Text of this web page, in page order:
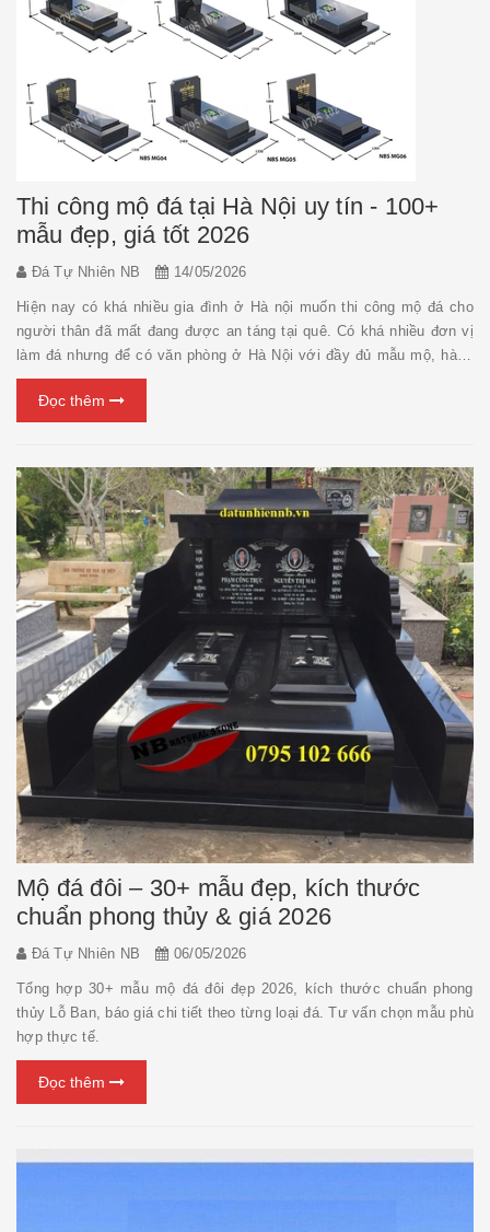
Thi công mộ đá tại Hà Nội uy tín - 100+
mẫu đẹp, giá tốt 2026
Đá Tự Nhiên NB 14/05/2026
Hiện nay có khá nhiều gia đình ở Hà nội muốn thi công mộ đá cho
người thân đã mất đang được an táng tại quê. Có khá nhiều đơn vị
làm đá nhưng để có văn phòng ở Hà Nội với đầy đủ mẫu mộ, hàng
vài chục mẫu đã, đủ các mầu sắc cùng đội ngũ thiết kế chuyên
nghiệp, các chuyên gia phong thuỷ có tâm sẵn ...
Đọc thêm
Mộ đá đôi – 30+ mẫu đẹp, kích thước
chuẩn phong thủy & giá 2026
Đá Tự Nhiên NB 06/05/2026
Tổng hợp 30+ mẫu mộ đá đôi đẹp 2026, kích thước chuẩn phong
thủy Lỗ Ban, báo giá chi tiết theo từng loại đá. Tư vấn chọn mẫu phù
hợp thực tế.
Đọc thêm